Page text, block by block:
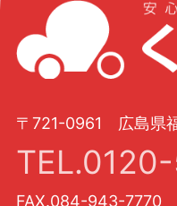
〒721-0961 広島県
FAX.084-943-7770